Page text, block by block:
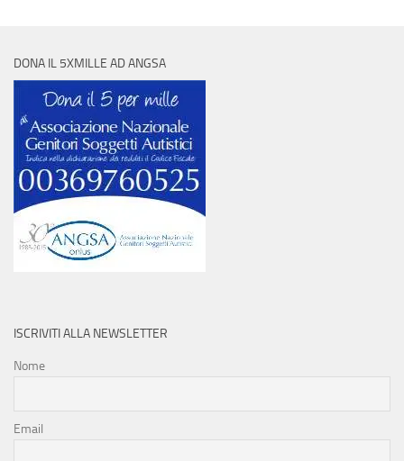
DONA IL 5XMILLE AD ANGSA
ISCRIVITI ALLA NEWSLETTER
Nome
Email